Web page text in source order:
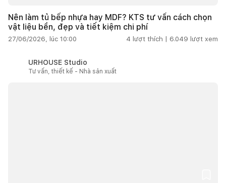
Nên làm tủ bếp nhựa hay MDF? KTS tư vấn cách chọn
vật liệu bền, đẹp và tiết kiệm chi phí
27/06/2026, lúc 10:00 4 lượt thích | 6.049 lượt xem
URHOUSE Studio
Tư vấn, thiết kế - Nhà sản xuất